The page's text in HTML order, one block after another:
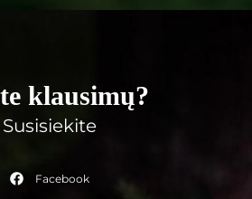
klausimų?
Susisiekite
Facebook